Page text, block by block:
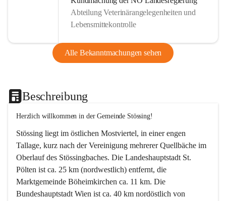
Abteilung Veterinärangelegenheiten und
Lebensmittekontrolle
Alle Bekanntmachungen sehen
Beschreibung
Herzlich willkommen in der Gemeinde Stössing!
Stössing liegt im östlichen Mostviertel, in einer engen
Tallage, kurz nach der Vereinigung mehrerer Quellbäche im
Oberlauf des Stössingbaches. Die Landeshauptstadt St.
Pölten ist ca. 25 km (nordwestlich) entfernt, die
Marktgemeinde Böheimkirchen ca. 11 km. Die
Bundeshauptstadt Wien ist ca. 40 km nordöstlich von